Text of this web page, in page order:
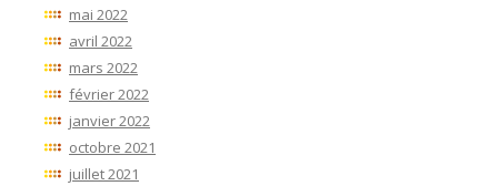
mai 2022
avril 2022
mars 2022
février 2022
janvier 2022
octobre 2021
juillet 2021